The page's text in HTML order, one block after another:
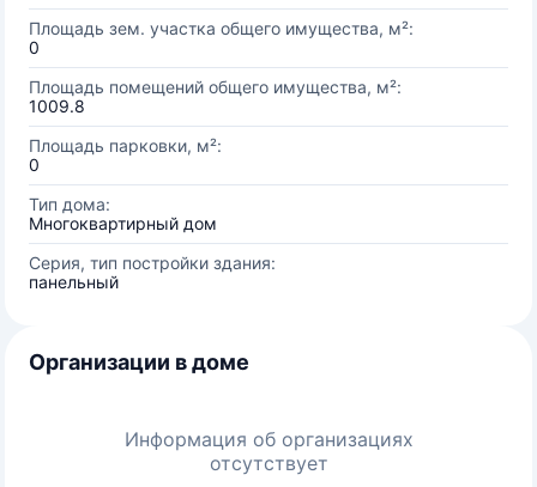
Площадь зем. участка общего имущества, м²:
0
Площадь помещений общего имущества, м²:
1009.8
Площадь парковки, м²:
0
Тип дома:
Многоквартирный дом
Серия, тип постройки здания:
панельный
Организации в доме
Информация об организациях
отсутствует